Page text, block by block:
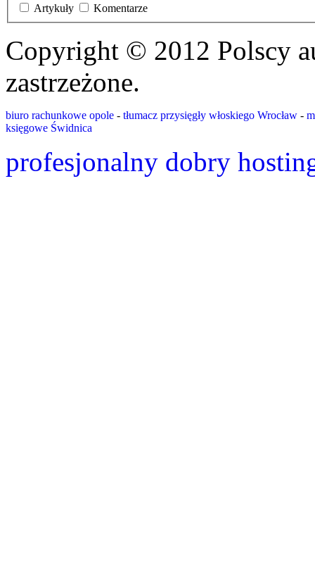
Artykuły Komentarze
Copyright © 2012 Polscy
zastrzeżone.
biuro rachunkowe opole - tłumacz przysięgły włoskiego Wrocław -
księgowe Świdnica
profesjonalny dobry